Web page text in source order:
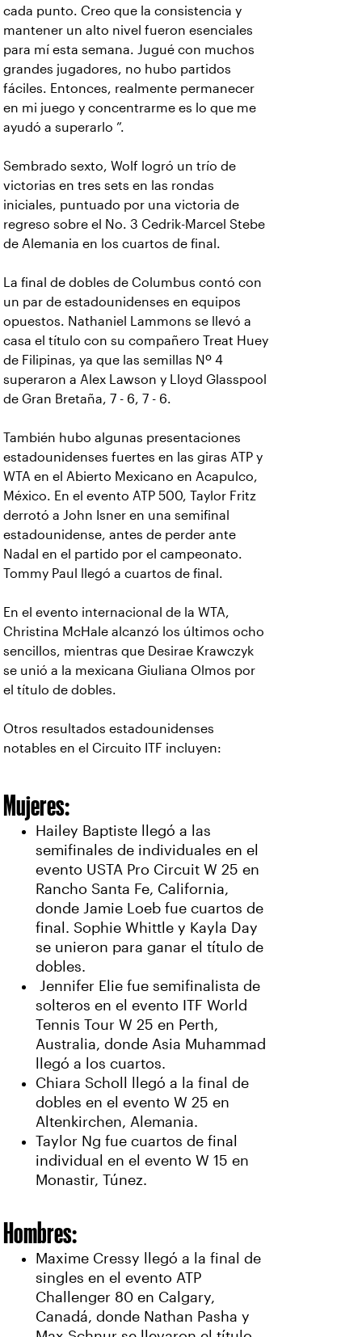
cada punto. Creo que la consistencia y
mantener un alto nivel fueron esenciales
para mí esta semana. Jugué con muchos
grandes jugadores, no hubo partidos
fáciles. Entonces, realmente permanecer
en mi juego y concentrarme es lo que me
ayudó a superarlo ”.
Sembrado sexto, Wolf logró un trío de
victorias en tres sets en las rondas
iniciales, puntuado por una victoria de
regreso sobre el No. 3 Cedrik-Marcel Stebe
de Alemania en los cuartos de final.
La final de dobles de Columbus contó con
un par de estadounidenses en equipos
opuestos. Nathaniel Lammons se llevó a
casa el título con su compañero Treat Huey
de Filipinas, ya que las semillas Nº 4
superaron a Alex Lawson y Lloyd Glasspool
de Gran Bretaña, 7 - 6, 7 - 6.
También hubo algunas presentaciones
estadounidenses fuertes en las giras ATP y
WTA en el Abierto Mexicano en Acapulco,
México. En el evento ATP 500, Taylor Fritz
derrotó a John Isner en una semifinal
estadounidense, antes de perder ante
Nadal en el partido por el campeonato.
Tommy Paul llegó a cuartos de final.
En el evento internacional de la WTA,
Christina McHale alcanzó los últimos ocho
sencillos, mientras que Desirae Krawczyk
se unió a la mexicana Giuliana Olmos por
el título de dobles.
Otros resultados estadounidenses
notables en el Circuito ITF incluyen:
Mujeres:
Hailey Baptiste llegó a las
semifinales de individuales en el
evento USTA Pro Circuit W 25 en
Rancho Santa Fe, California,
donde Jamie Loeb fue cuartos de
final. Sophie Whittle y Kayla Day
se unieron para ganar el título de
dobles.
Jennifer Elie fue semifinalista de
solteros en el evento ITF World
Tennis Tour W 25 en Perth,
Australia, donde Asia Muhammad
llegó a los cuartos.
Chiara Scholl llegó a la final de
dobles en el evento W 25 en
Altenkirchen, Alemania.
Taylor Ng fue cuartos de final
individual en el evento W 15 en
Monastir, Túnez.
Hombres:
Maxime Cressy llegó a la final de
singles en el evento ATP
Challenger 80 en Calgary,
Canadá, donde Nathan Pasha y